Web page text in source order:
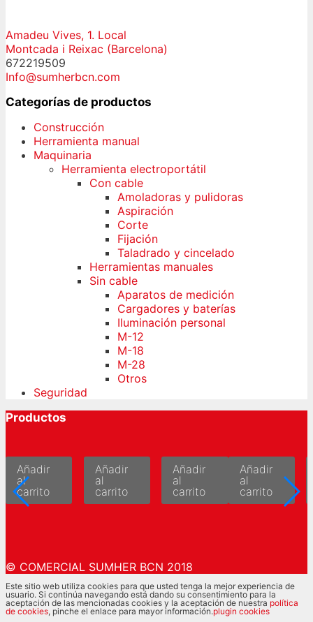
Amadeu Vives, 1. Local
Montcada i Reixac (Barcelona)
672219509
Info@sumherbcn.com
Categorías de productos
Construcción
Herramienta manual
Maquinaria
Herramienta electroportátil
Con cable
Amoladoras y pulidoras
Aspiración
Corte
Fijación
Taladrado y cincelado
Herramientas manuales
Sin cable
Aparatos de medición
Cargadores y baterías
Iluminación personal
M-12
M-18
M-28
Otros
Seguridad
Productos
Añadir
al
carrito
Añadir
al
carrito
Añadir
al
carrito
Añadir
al
carrito
© COMERCIAL SUMHER BCN 2018
Este sitio web utiliza cookies para que usted tenga la mejor experiencia de
usuario. Si continúa navegando está dando su consentimiento para la
aceptación de las mencionadas cookies y la aceptación de nuestra política
de cookies , pinche el enlace para mayor información.plugin cookies